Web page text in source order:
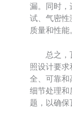
漏。同时，
试、气密性
质量和性能。
总之，瓦
照设计要
全、可靠和
细节处理和
题，以确保